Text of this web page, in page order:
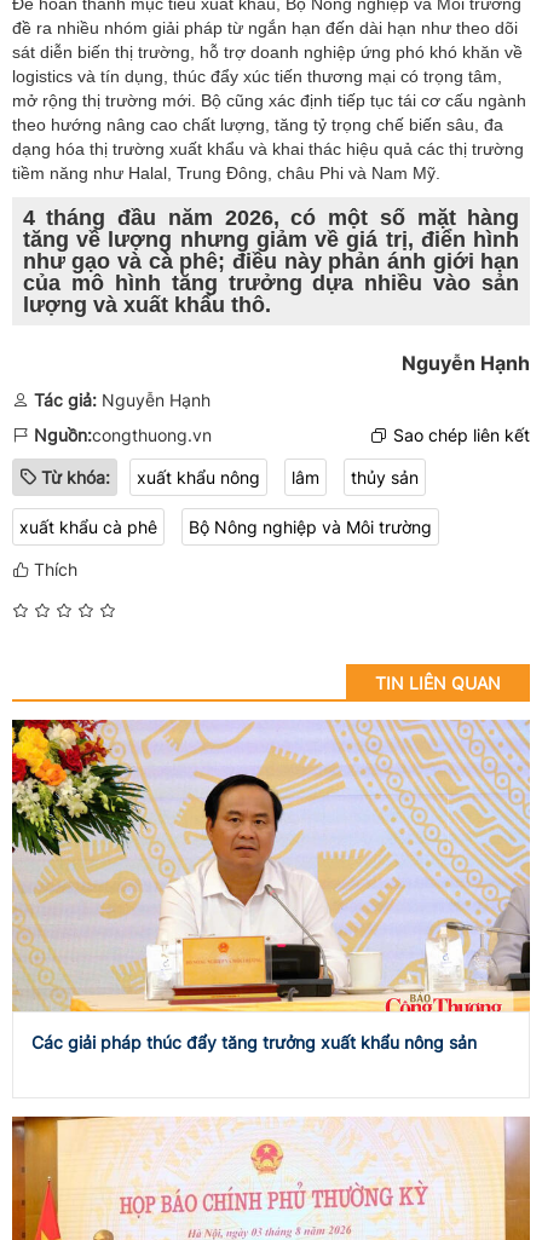
đề ra nhiều nhóm giải pháp từ ngắn hạn đến dài hạn như theo dõi
sát diễn biến thị trường, hỗ trợ doanh nghiệp ứng phó khó khăn về
logistics và tín dụng, thúc đẩy xúc tiến thương mại có trọng tâm,
mở rộng thị trường mới. Bộ cũng xác định tiếp tục tái cơ cấu ngành
theo hướng nâng cao chất lượng, tăng tỷ trọng chế biến sâu, đa
dạng hóa thị trường xuất khẩu và khai thác hiệu quả các thị trường
tiềm năng như Halal, Trung Đông, châu Phi và Nam Mỹ.
4 tháng đầu năm 2026, có một số mặt hàng
tăng về lượng nhưng giảm về giá trị, điển hình
như gạo và cà phê; điều này phản ánh giới hạn
của mô hình tăng trưởng dựa nhiều vào sản
lượng và xuất khẩu thô.
Nguyễn Hạnh
Tác giả: Nguyễn Hạnh
Nguồn:congthuong.vn Sao chép liên kết
Từ khóa: xuất khẩu nông lâm thủy sản
xuất khẩu cà phê Bộ Nông nghiệp và Môi trường
Thích
TIN LIÊN QUAN
Các giải pháp thúc đẩy tăng trưởng xuất khẩu nông sản